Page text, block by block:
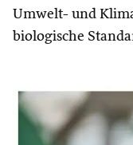
Umwelt- und
biologische